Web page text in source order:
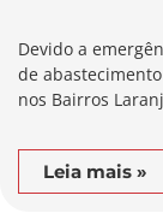
Devido a
de
nos Bairros
Leia mais »